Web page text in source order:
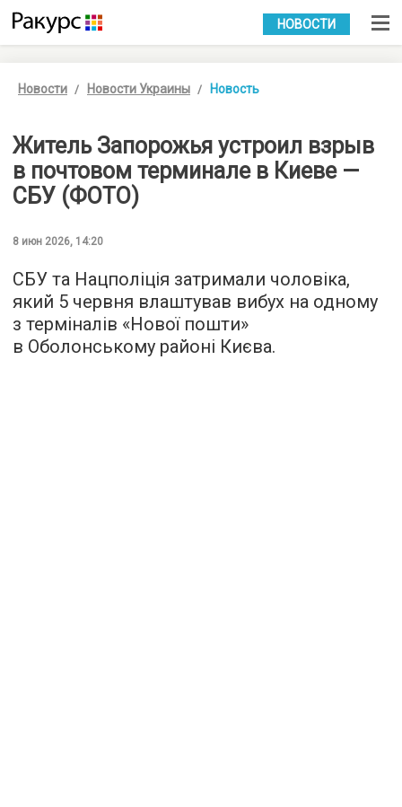
УКР РУС
НОВОСТИ
Новости Новости Украины Новость
Житель Запорожья устроил взрыв
в почтовом терминале в Киеве —
СБУ (ФОТО)
8 июн 2026, 14:20
СБУ та Нацполіція затримали чоловіка,
який 5 червня влаштував вибух на одному
з терміналів «Нової пошти»
в Оболонському районі Києва.